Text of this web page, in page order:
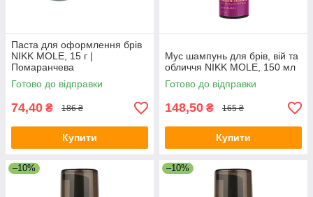
Паста для оформлення брів
NIKK MOLE, 15 г |
Помаранчева
Готово до відправки
74,40 ₴ 186 ₴
Купити
Мус шампунь для брів, вій та
обличчя NIKK MOLE, 150 мл
Готово до відправки
148,50 ₴ 165 ₴
Купити
–10% –10%